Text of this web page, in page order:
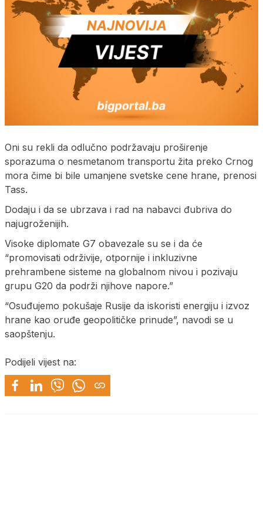
Oni su rekli da odlučno podržavaju proširenje
sporazuma o nesmetanom transportu žita preko Crnog
mora čime bi bile umanjene svetske cene hrane, prenosi
Tass.
Dodaju i da se ubrzava i rad na nabavci đubriva do
najugroženijih.
Visoke diplomate G7 obavezale su se i da će
“promovisati održivije, otpornije i inkluzivne
prehrambene sisteme na globalnom nivou i pozivaju
grupu G20 da podrži njihove napore.”
“Osuđujemo pokušaje Rusije da iskoristi energiju i izvoz
hrane kao oruđe geopolitičke prinude”, navodi se u
saopštenju.
Podijeli vijest na: